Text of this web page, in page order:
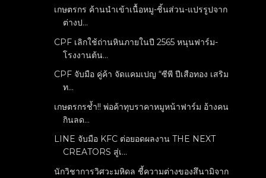
เกษตรกร ค้านนำเข้าเนื้อหมู-ชิ้นส่วน-แปรรูปจาก
ต่างป...
CPF เลิกใช้ถ่านหินภายในปี 2565 หนุนฟาร์ม-
โรงงานต้น...
CPF จับมือ คู่ค้า จัดแคมเปญ “ซีพี ปีเสือทอง เสริม
ท...
เกษตรกรช้ำ!! พ่อค้าทุบราคาหมูหน้าฟาร์ม อ้างคน
กินลด...
LINE จับมือ KFC ต่อยอดผลงาน THE NEXT
CREATORS สู่เ...
นักวิชาการวิศวะมหิดล ชี้ความต่างของสึนามิจาก